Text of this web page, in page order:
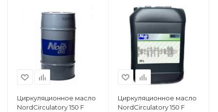
Циркуляционное масло
NordCirculatory 150 F
Циркуляционное масло
NordCirculatory 150 F